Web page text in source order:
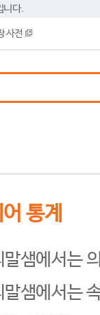
니다.
사전
통계
말샘에서는
말샘에서는